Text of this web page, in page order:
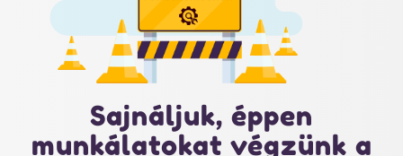
Sajnáljuk, éppen
munkálatokat végzünk a